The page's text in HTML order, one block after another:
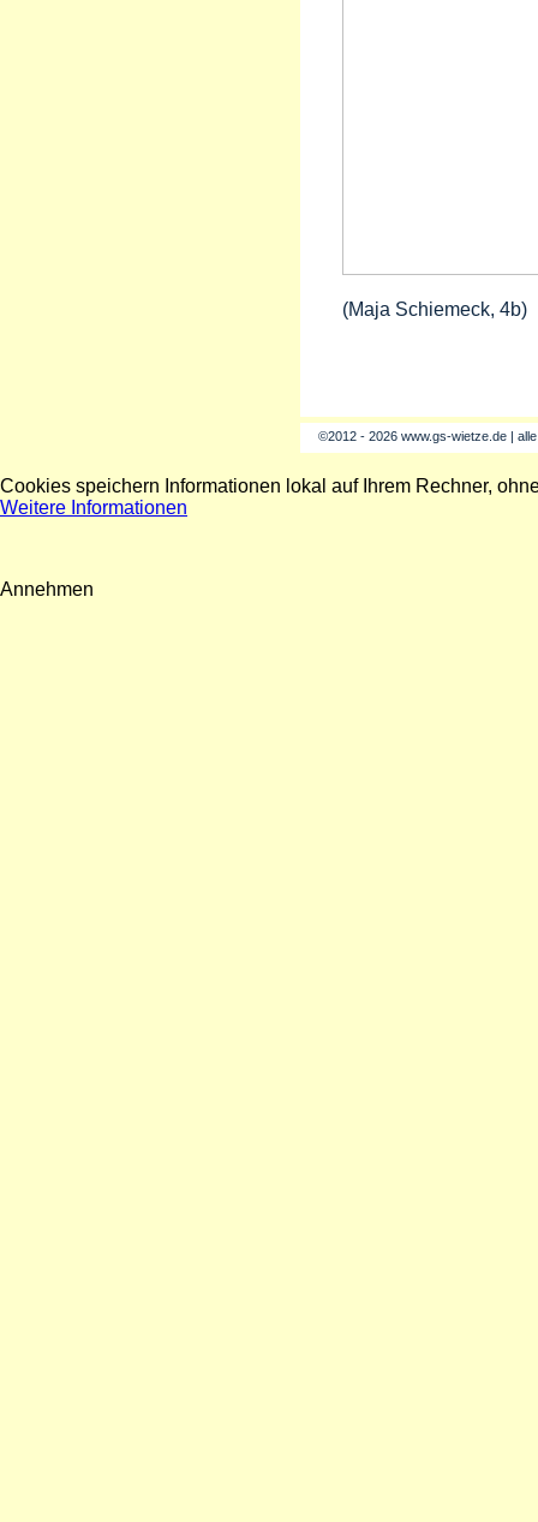
(Maja Schiemeck, 4b)
©2012 - 2026 www.gs-wietze.de |
Cookies speichern Informationen lokal auf Ihrem Rechner,
Weitere Informationen
Annehmen